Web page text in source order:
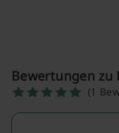
Bewertungen zu
(1